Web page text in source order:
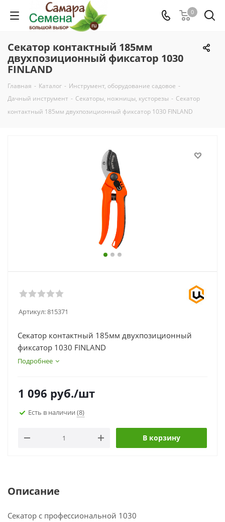
0
Секатор контактный 185мм
двухпозиционный фиксатор 1030
FINLAND
Главная - Каталог - Инструмент, оборудование садовое -
Дачный инструмент - Секаторы, ножницы, кусторезы - Секатор
контактный 185мм двухпозиционный фиксатор 1030 FINLAND
Артикул:815371
Секатор контактный 185мм двухпозиционный
фиксатор 1030 FINLAND
Подробнее
1 096 руб./шт
Есть в наличии (8)
В корзину
Описание
Секатор с профессиональной 1030